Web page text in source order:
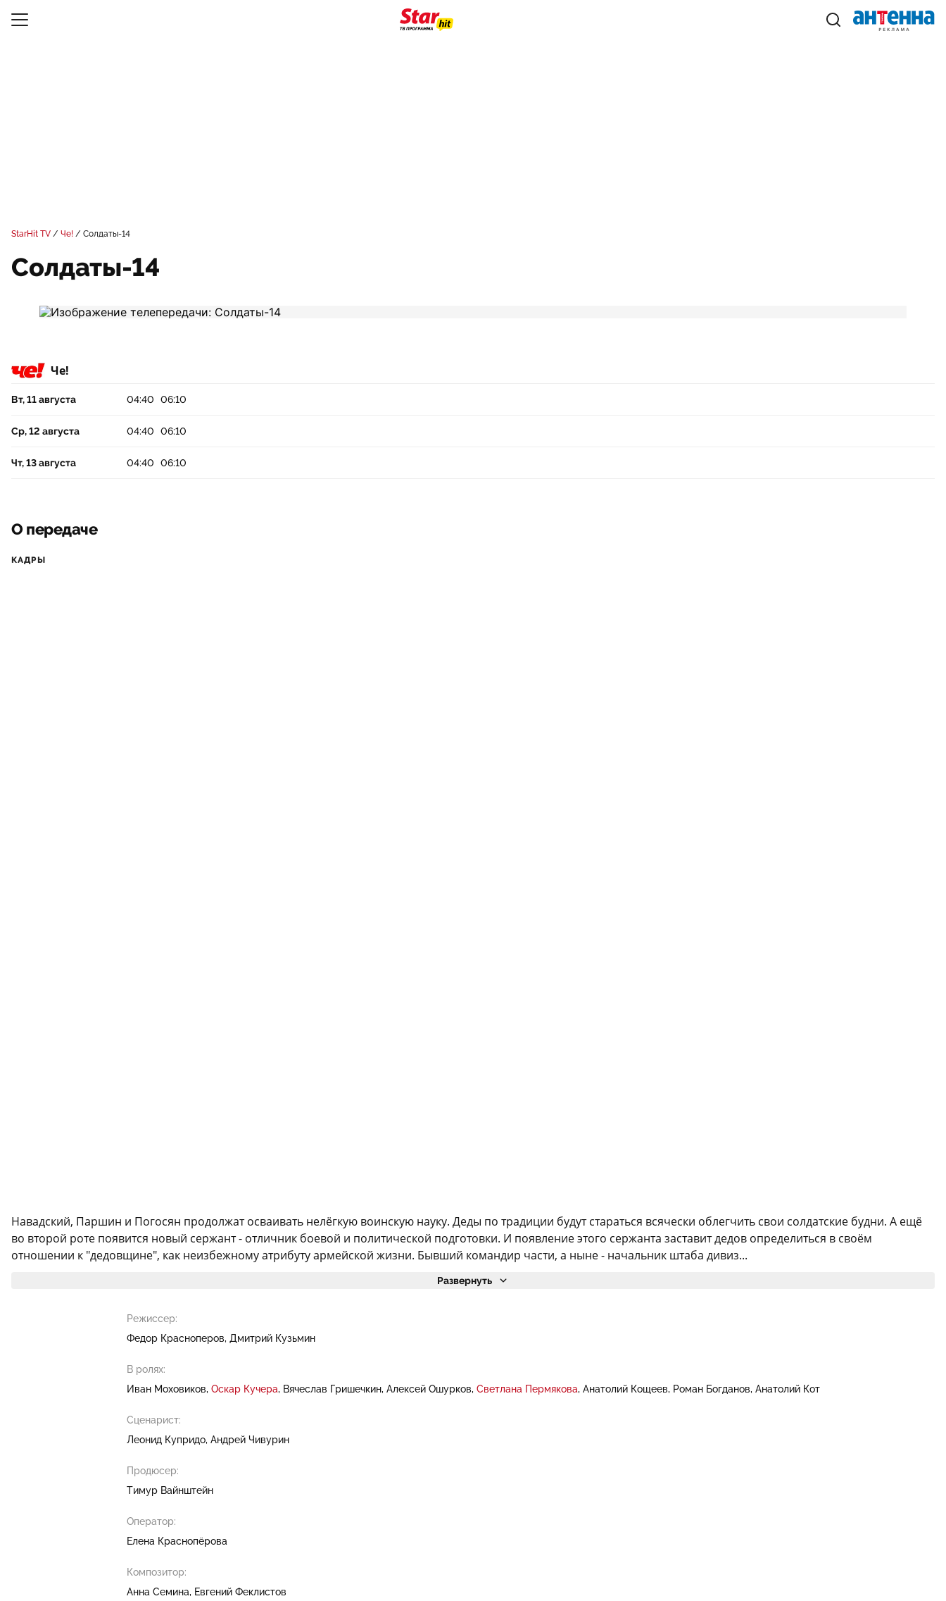
StarHit TV Че! Солдаты-14
Солдаты-14
Че!
Вт, 11 августа 04:40 06:10
Ср, 12 августа 04:40 06:10
Чт, 13 августа 04:40 06:10
О передаче
КАДРЫ
Навадский, Паршин и Погосян продолжат осваивать нелёгкую воинскую науку. Деды по традиции будут стараться всячески облегчить свои солдатские будни. А ещё
во второй роте появится новый сержант - отличник боевой и политической подготовки. И появление этого сержанта заставит дедов определиться в своём
отношении к "дедовщине", как неизбежному атрибуту армейской жизни. Бывший командир части, а ныне - начальник штаба дивиз...
Развернуть
Режиссер:
Федор Красноперов Дмитрий Кузьмин
В ролях:
Иван Моховиков Оскар Кучера Вячеслав Гришечкин Алексей Ошурков Светлана Пермякова Анатолий Кощеев Роман Богданов Анатолий Кот
Сценарист:
Леонид Купридо Андрей Чивурин
Продюсер:
Тимур Вайнштейн
Оператор:
Елена Краснопёрова
Композитор:
Анна Семина
Евгений Феклистов